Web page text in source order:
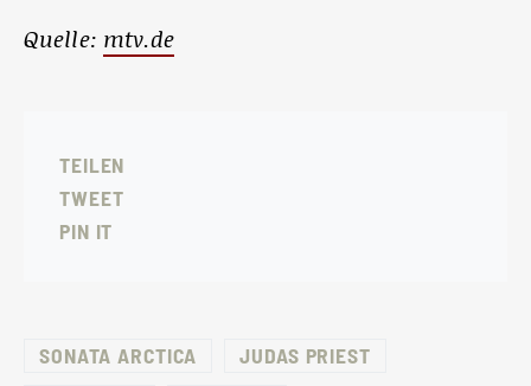
Quelle: mtv.de
TEILEN
TWEET
PIN IT
SONATA ARCTICA
JUDAS PRIEST